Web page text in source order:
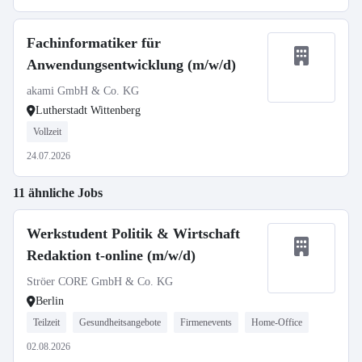
Fachinformatiker für
Anwendungsentwicklung (m/w/d)
akami GmbH & Co. KG
Lutherstadt Wittenberg
Vollzeit
24.07.2026
11 ähnliche Jobs
Werkstudent Politik & Wirtschaft
Redaktion t-online (m/w/d)
Ströer CORE GmbH & Co. KG
Berlin
Teilzeit Gesundheitsangebote Firmenevents Home-Office
02.08.2026